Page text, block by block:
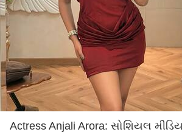
Actress Anjali Arora: સોશિયલ